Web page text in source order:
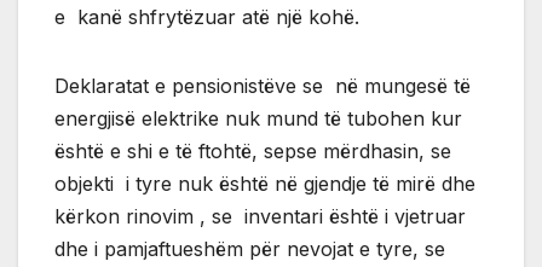
e kanë shfrytëzuar atë një kohë.
Deklaratat e pensionistëve se në mungesë të
energjisë elektrike nuk mund të tubohen kur
është e shi e të ftohtë, sepse mërdhasin, se
objekti i tyre nuk është në gjendje të mirë dhe
kërkon rinovim , se inventari është i vjetruar
dhe i pamjaftueshëm për nevojat e tyre, se